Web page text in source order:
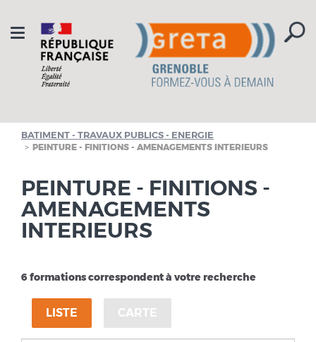
Toggle
navigation
BATIMENT - TRAVAUX PUBLICS - ENERGIE
PEINTURE - FINITIONS - AMENAGEMENTS INTERIEURS
PEINTURE - FINITIONS -
AMENAGEMENTS
INTERIEURS
6 formations correspondent à votre recherche
LISTE CARTE